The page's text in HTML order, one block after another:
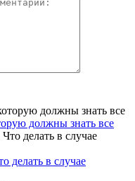
должны знать все
делать в случае